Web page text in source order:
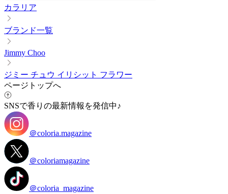
カラリア
ブランド一覧
Jimmy Choo
ジミー チュウ イリシット フラワー
ページトップへ
SNSで香りの最新情報を発信中♪
＠coloria.magazine
＠coloriamagazine
＠coloria_magazine